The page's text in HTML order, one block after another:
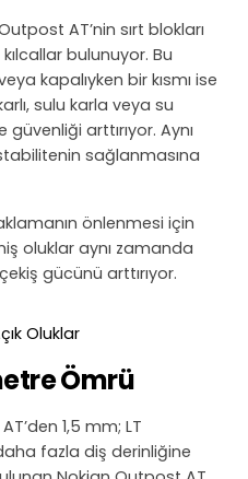
AT’nin sırt blokları
bulunuyor. Bu
kapalıyken bir kısmı ise
sulu karla veya su
arttırıyor. Aynı
sağlanmasına
önlenmesi için
oluklar aynı zamanda
gücünü arttırıyor.
Ömrü
1,5 mm; LT
fazla diş derinliğine